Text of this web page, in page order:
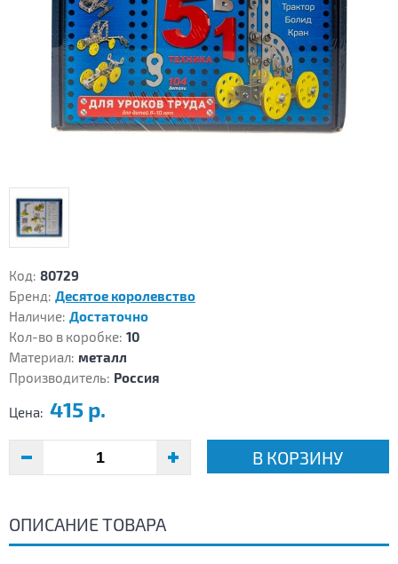
Код: 80729
Бренд: Десятое королевство
Наличие: Достаточно
Кол-во в коробке: 10
Материал: металл
Производитель: Россия
Цена: 415 р.
В КОРЗИНУ
ОПИСАНИЕ ТОВАРА